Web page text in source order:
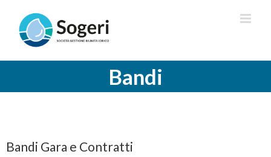
contenuto
Bandi
Bandi Gara e Contratti